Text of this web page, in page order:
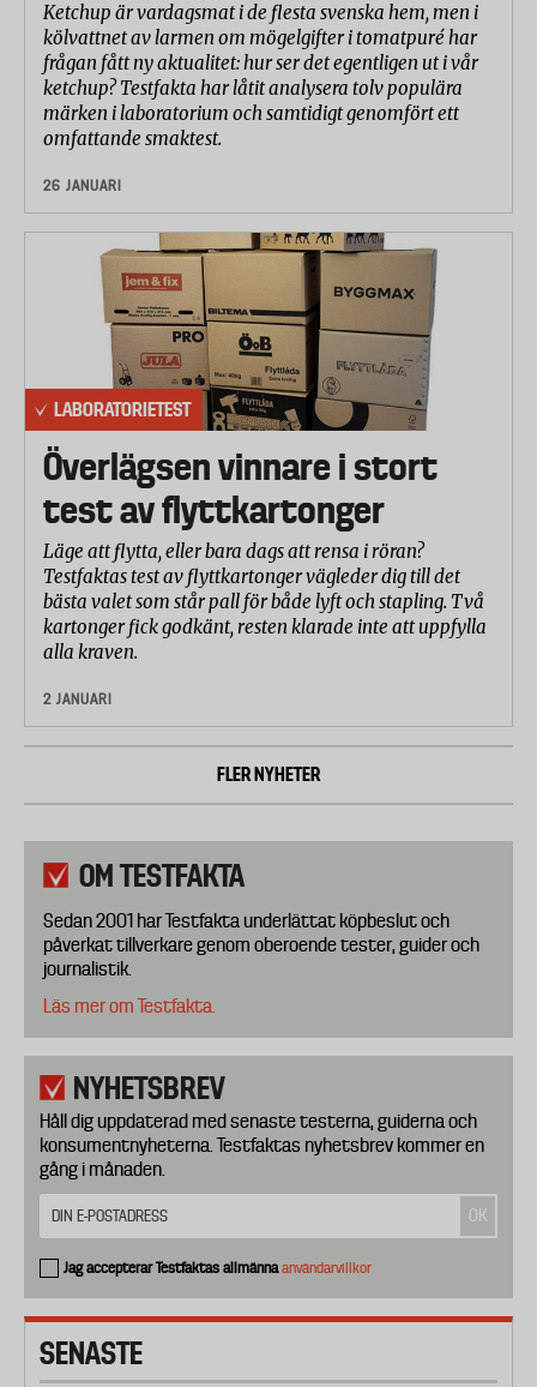
Ketchup är vardagsmat i de flesta svenska hem, men i
kölvattnet av larmen om mögelgifter i tomatpuré har
frågan fått ny aktualitet: hur ser det egentligen ut i vår
ketchup? Testfakta har låtit analysera tolv populära
märken i laboratorium och samtidigt genomfört ett
omfattande smaktest.
26 JANUARI
LABORATORIETEST
Överlägsen vinnare i stort
test av flyttkartonger
Läge att flytta, eller bara dags att rensa i röran?
Testfaktas test av flyttkartonger vägleder dig till det
bästa valet som står pall för både lyft och stapling. Två
kartonger fick godkänt, resten klarade inte att uppfylla
alla kraven.
2 JANUARI
FLER NYHETER
OM TESTFAKTA
Sedan 2001 har Testfakta underlättat köpbeslut och
påverkat tillverkare genom oberoende tester, guider och
journalistik.
Läs mer om Testfakta.
NYHETSBREV
Håll dig uppdaterad med senaste testerna, guiderna och
konsumentnyheterna. Testfaktas nyhetsbrev kommer en
gång i månaden.
Jag accepterar Testfaktas allmännaanvändarvillkor
SENASTE